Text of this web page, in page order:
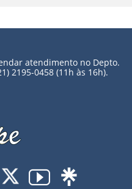
atendimento no Depto.
2195-0458 (11h às 16h).